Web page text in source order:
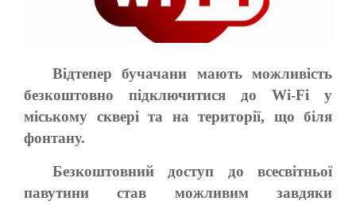
Відтепер бучачани мають можливість
безкоштовно підключитися до Wi-Fi у
міському сквері та на території, що біля
фонтану.
Безкоштовний доступ до всесвітньої
павутини став можливим завдяки